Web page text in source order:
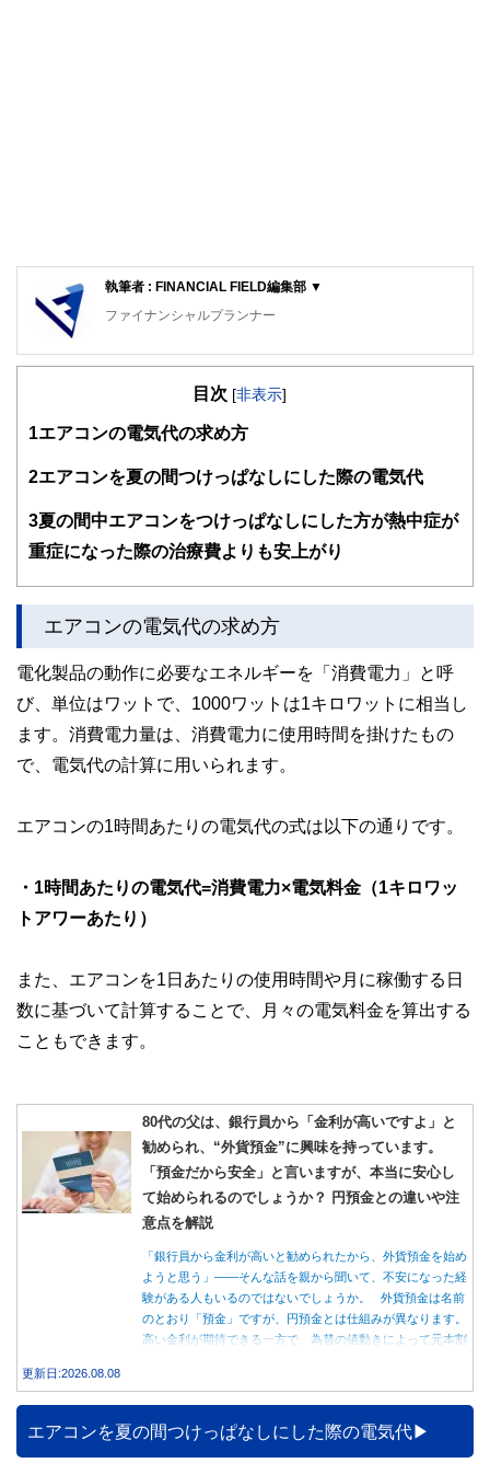
執筆者 : FINANCIAL FIELD編集部 ▼
ファイナンシャルプランナー
FinancialField編集部は、金融、経済に関する記事を、日々
知識がない方でも理解できるようわかりやすく発信していま
得者を中心に「お金や暮らし」に関する書籍・雑誌の編集経
験者で構成され、企画立案から記事掲載まですべての工程に
関わることで、読者目線のコンテンツを追求しています。
FinancialFieldの特徴は、ファイナンシャルプランナー、弁
ドバイザー、DCプランナー、公認会計士、社会保険労務
士、行政書士、投資アナリスト、キャリアコンサルタントな
ど150名以上の有資格者を執筆者・監修者として迎え、むず
をわかりやすく発信している点です。
このように編集経験豊富なメンバーと金融や経済に精通した
やすさはもちろんのこと、読み応えのあるコンテンツと確か
な情報発信を実現しています。
コンシェルジュを目指します。
目次 [非表示]
1 エアコンの電気代の求め方
2エアコンを夏の間つけっぱなしにした際の電気代
3夏の間中エアコンをつけっぱなしにした方が熱中症が
重症になった際の治療費よりも安上がり
エアコンの電気代の求め方
電化製品の動作に必要なエネルギーを「消費電力」と呼
び、単位はワットで、1000ワットは1キロワットに相当し
ます。消費電力量は、消費電力に使用時間を掛けたもの
で、電気代の計算に用いられます。
エアコンの1時間あたりの電気代の式は以下の通りです。
・1時間あたりの電気代=消費電力×電気料金（1キロワッ
トアワーあたり）
また、エアコンを1日あたりの使用時間や月に稼働する日
数に基づいて計算することで、月々の電気料金を算出する
こともできます。
80代の父は、銀行員から「金利が高いですよ」と
勧められ、“外貨預金”に興味を持っています。
「預金だから安全」と言いますが、本当に安心し
て始められるのでしょうか？ 円預金との違いや注
意点を解説
「銀行員から金利が高いと勧められたから、外貨預金を始め
ようと思う」――そんな話を親から聞いて、不安になった経
験がある人もいるのではないでしょうか。 外貨預金は名前
のとおり「預金」ですが、円預金とは仕組みが異なります。
高い金利が期待できる一方で、為替の値動きによって元本割
更新日:2026.08.08
エアコンを夏の間つけっぱなしにした際の電気代